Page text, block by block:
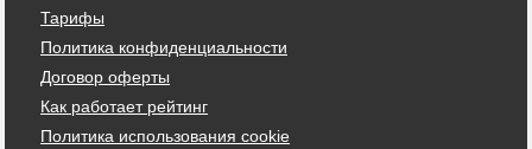
Тарифы
Политика конфиденциальности
Договор оферты
Как работает рейтинг
Политика использования cookie